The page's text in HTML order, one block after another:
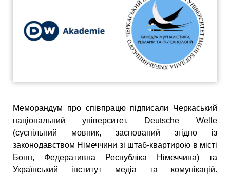
Меморандум про співпрацю підписали Черкаський
національний університет, Deutsche Welle
(суспільний мовник, заснований згідно із
законодавством Німеччини зі штаб-квартирою в місті
Бонн, Федеративна Республіка Німеччина) та
Український інститут медіа та комунікацій.